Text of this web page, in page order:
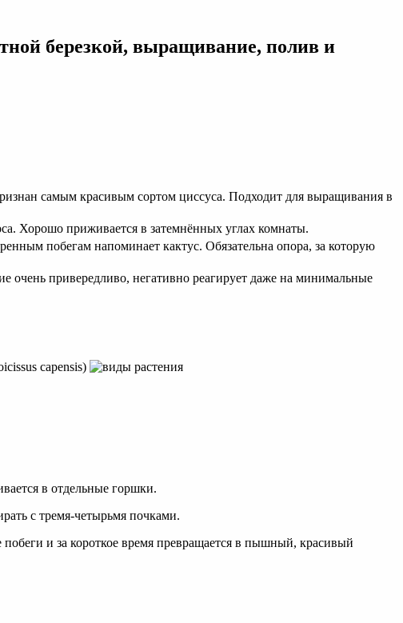
березкой, выращивание, полив и
самым красивым сортом циссуса. Подходит для выращивания в
Хорошо приживается в затемнённых углах комнаты.
побегам напоминает кактус. Обязательна опора, за которую
очень привередливо, негативно реагирует даже на минимальные
в отдельные горшки.
с тремя-четырьмя почками.
и за короткое время превращается в пышный, красивый